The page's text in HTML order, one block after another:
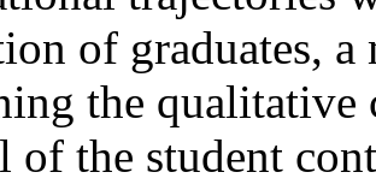
of graduates,
the qualitative
of the student